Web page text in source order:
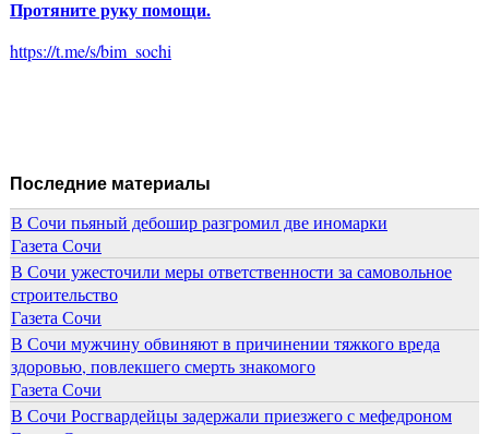
Протяните руку помощи.
https://t.me/s/bim_sochi
Последние материалы
В Сочи пьяный дебошир разгромил две иномарки
Газета Сочи
В Сочи ужесточили меры ответственности за самовольное
строительство
Газета Сочи
В Сочи мужчину обвиняют в причинении тяжкого вреда
здоровью, повлекшего смерть знакомого
Газета Сочи
В Сочи Росгвардейцы задержали приезжего с мефедроном